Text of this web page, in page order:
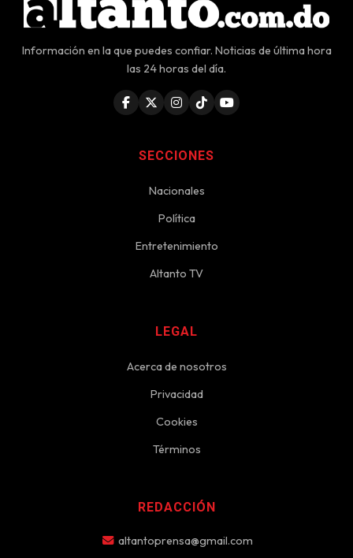
Información en la que puedes confiar. Noticias de última hora
las 24 horas del día.
SECCIONES
Nacionales
Política
Entretenimiento
Altanto TV
LEGAL
Acerca de nosotros
Privacidad
Cookies
Términos
REDACCIÓN
altantoprensa@gmail.com